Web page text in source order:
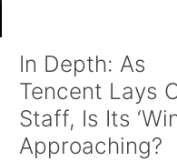
In Depth: As
Tencent Lays
Staff, Is Its
Approaching?